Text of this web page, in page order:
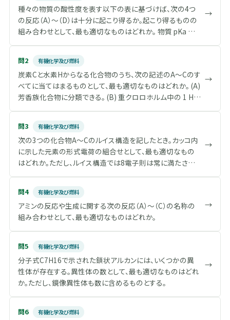
種々の物質の酸性度を表す以下の表に基づけば、次の4つ
の反応（A）～（D）は十分に起こり得るか。起こり得るものの
組み合わせとして、最も適切なものはどれか。 物質 pKa 酢
酸 CH 3 COOH 5 シアン化水素酸 HCN 9 水 H 2 O 16 エタノ
NH 3 36
→
問2 有機化学及び燃料
炭素Cと水素Hからなる化合物のうち、次の記述のA～Cのす
べてに当てはまるものとして、最も適切なものはどれか。 (A)
芳香族化合物に分類できる。 (B) 重クロロホルム中の 1 H
NMRスペクトルでは、すべての水素核の化学シフトはδ6.5
て、可視領域に極大吸収を持つ。
→
問3 有機化学及び燃料
次の3つの化合物A～Cのルイス構造を記したとき。カッコ内
に示した元素の形式電荷の組合せとして、最も適切なもの
はどれか。ただし、ルイス構造では8電子則は常に満たされ
ているとする。 (A) 一酸化炭素 CO（酸素O） (B) 硝酸 HNO 3
→
問4 有機化学及び燃料
アミンの反応や生成に関する次の反応（A）～（C）の名称の
組み合わせとして、最も適切なものはどれか。
→
問5 有機化学及び燃料
分子式C7H16で示された鎖状アルカンには、いくつかの異
性体が存在する。異性体の数として、最も適切なものはどれ
か。ただし、鏡像異性体も数に含めるものとする。
→
問6 有機化学及び燃料